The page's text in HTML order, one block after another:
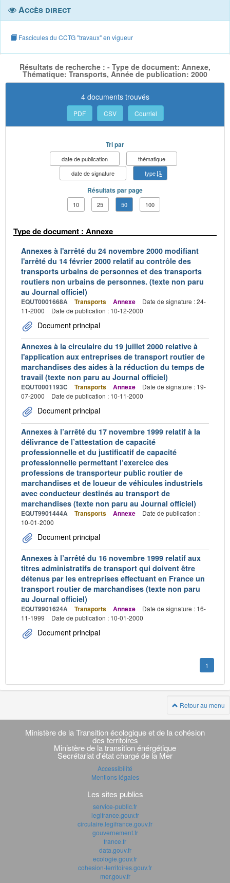
Accès direct
Fascicules du CCTG "travaux" en vigueur
Résultats de recherche : - Type de document: Annexe,
Thématique: Transports, Année de publication: 2000
4 documents trouvés
PDF CSV Courriel
Tri par
date de publication
thématique
date de signature
type
Résultats par page
10 25 50 100
Type de document : Annexe
Annexes à l'arrêté du 24 novembre 2000 modifiant
l'arrêté du 14 février 2000 relatif au contrôle des
transports urbains de personnes et des transports
routiers non urbains de personnes. (texte non paru
au Journal officiel)
EQUT0001668A Transports Annexe
Date de signature : 24-
11-2000
Date de publication : 10-12-2000
Document principal
Annexes à la circulaire du 19 juillet 2000 relative à
l'application aux entreprises de transport routier de
marchandises des aides à la réduction du temps de
travail (texte non paru au Journal officiel)
EQUT0001193C Transports Annexe
Date de signature : 19-
07-2000
Date de publication : 10-11-2000
Document principal
Annexes à l’arrêté du 17 novembre 1999 relatif à la
délivrance de l’attestation de capacité
professionnelle et du justificatif de capacité
professionnelle permettant l’exercice des
professions de transporteur public routier de
marchandises et de loueur de véhicules industriels
avec conducteur destinés au transport de
marchandises (texte non paru au Journal officiel)
EQUT9901444A Transports Annexe
Date de publication :
10-01-2000
Document principal
Annexes à l’arrêté du 16 novembre 1999 relatif aux
titres administratifs de transport qui doivent être
détenus par les entreprises effectuant en France un
transport routier de marchandises (texte non paru
au Journal officiel)
EQUT9901624A Transports Annexe
Date de signature : 16-
11-1999
Date de publication : 10-01-2000
Document principal
1
Retour au menu
Navigation
transverse
Ministère de la Transition écologique et de la cohésion
des territoires
Ministère de la transition énérgétique
Secrétariat d'état chargé de la Mer
Accessibilité
Mentions légales
Les sites publics
service-public.fr
legifrance.gouv.fr
circulaire.legifrance.gouv.fr
gouvernement.fr
france.fr
data.gouv.fr
ecologie.gouv.fr
cohesion-territoires.gouv.fr
mer.gouv.fr